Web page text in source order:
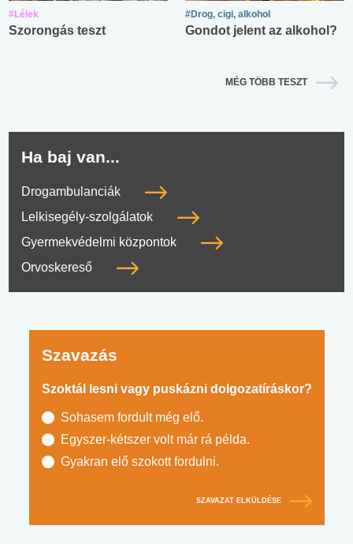
#Lélek
Szorongás teszt
#Drog, cigi, alkohol
Gondot jelent az alkohol?
MÉG TÖBB TESZT
Ha baj van...
Drogambulanciák
Lelkisegély-szolgálatok
Gyermekvédelmi központok
Orvoskereső
Szavazás
Szoktál lesni vagy puskázni dolgozatíráskor?
Sohasem fordult még elő.
Egyszer-kétszer volt már rá példa.
Gyakran elő szokott fordulni.
SZAVAZAT ELKÜLDÉSE